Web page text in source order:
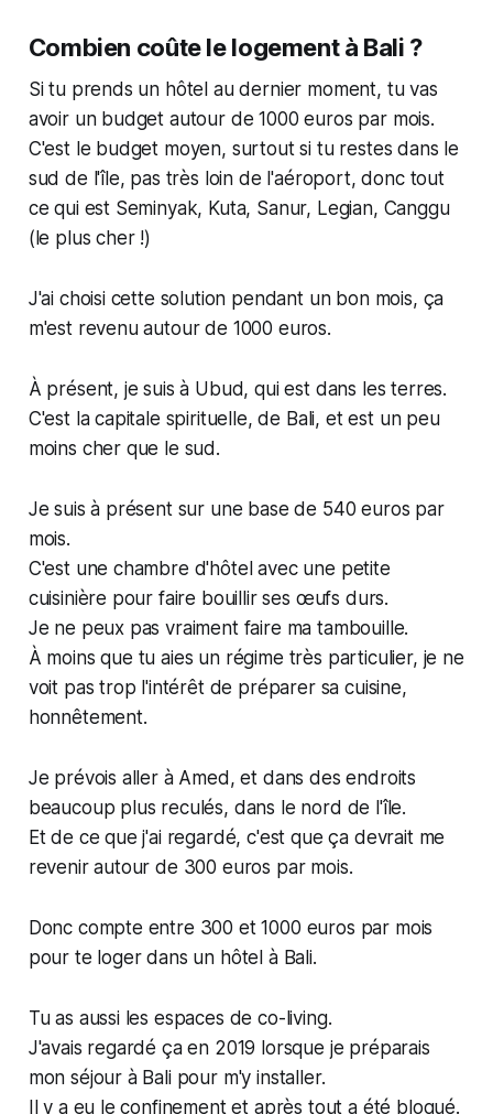
Combien coûte le logement à Bali ?
Si tu prends un hôtel au dernier moment, tu vas
avoir un budget autour de 1000 euros par mois.
C'est le budget moyen, surtout si tu restes dans le
sud de l'île, pas très loin de l'aéroport, donc tout
ce qui est Seminyak, Kuta, Sanur, Legian, Canggu
(le plus cher !)
J'ai choisi cette solution pendant un bon mois, ça
m'est revenu autour de 1000 euros.
À présent, je suis à Ubud, qui est dans les terres.
C'est la capitale spirituelle, de Bali, et est un peu
moins cher que le sud.
Je suis à présent sur une base de 540 euros par
mois.
C'est une chambre d'hôtel avec une petite
cuisinière pour faire bouillir ses œufs durs.
Je ne peux pas vraiment faire ma tambouille.
À moins que tu aies un régime très particulier, je ne
voit pas trop l'intérêt de préparer sa cuisine,
honnêtement.
Je prévois aller à Amed, et dans des endroits
beaucoup plus reculés, dans le nord de l'île.
Et de ce que j'ai regardé, c'est que ça devrait me
revenir autour de 300 euros par mois.
Donc compte entre 300 et 1000 euros par mois
pour te loger dans un hôtel à Bali.
Tu as aussi les espaces de co-living.
J'avais regardé ça en 2019 lorsque je préparais
mon séjour à Bali pour m'y installer.
Il y a eu le confinement et après tout a été bloqué.